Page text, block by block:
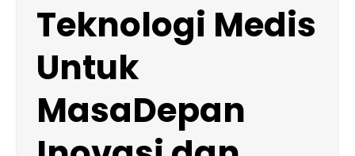
Teknologi Medis
Untuk
MasaDepan